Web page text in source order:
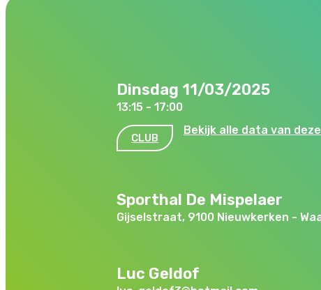
Dinsdag 11/03/2025
13:15 - 17:00
CLUB
Bekijk alle data van
Sporthal De Mispelaer
Gijselstraat, 9100 Nieuwkerken -
Luc Geldof